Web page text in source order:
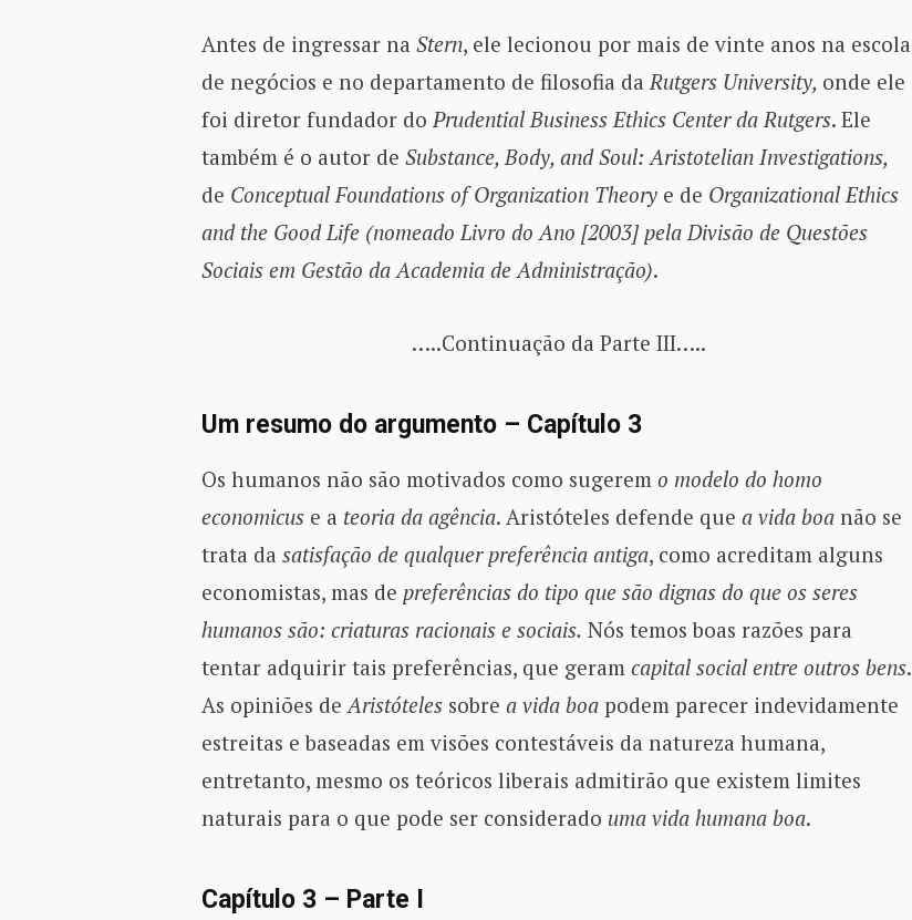
Antes de ingressar na Stern, ele lecionou por mais de vinte anos na escola
de negócios e no departamento de filosofia daRutgers University, onde ele
foi diretor fundador doPrudential Business Ethics Center da Rutgers. Ele
também é o autor de Substance, Body, and Soul: Aristotelian Investigations,
de Conceptual Foundations of Organization Theory e de Organizational Ethics
and the Good Life (nomeado Livro do Ano [2003] pela Divisão de Questões
Sociais em Gestão da Academia de Administração).
…..Continuação da Parte III…..
Um resumo do argumento – Capítulo 3
Os humanos não são motivados como sugerem o modelo do homo
economicuse a teoria da agência. Aristóteles defende que a vida boanão se
trata da satisfação de qualquer preferência antiga, como acreditam alguns
economistas, mas de preferências do tipo que são dignas do que os seres
humanos são: criaturas racionais e sociais. Nós temos boas razões para
tentar adquirir tais preferências, que geram capital social entre outros bens.
As opiniões de Aristóteles sobre a vida boapodem parecer indevidamente
estreitas e baseadas em visões contestáveis da natureza humana,
entretanto, mesmo os teóricos liberais admitirão que existem limites
naturais para o que pode ser considerado uma vida humana boa.
Capítulo 3 – Parte I